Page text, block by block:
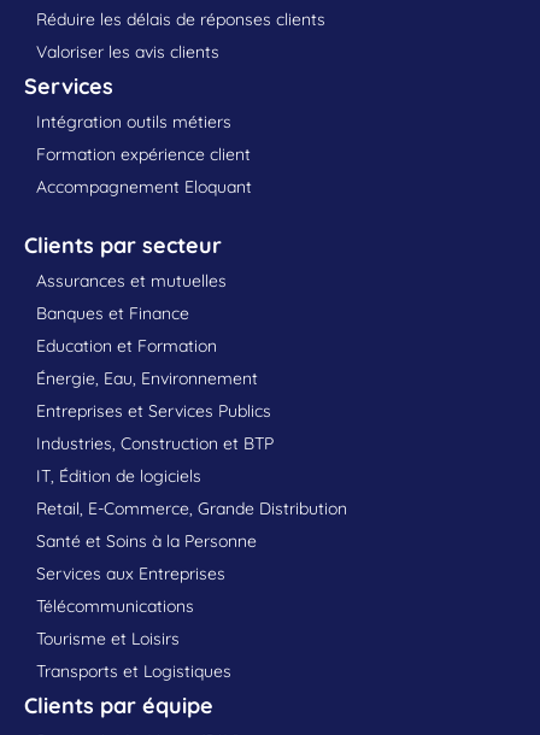
Réduire les délais de réponses clients
Valoriser les avis clients
Services
Intégration outils métiers
Formation expérience client
Accompagnement Eloquant
Clients par secteur
Assurances et mutuelles
Banques et Finance
Education et Formation
Énergie, Eau, Environnement
Entreprises et Services Publics
Industries, Construction et BTP
IT, Édition de logiciels
Retail, E-Commerce, Grande Distribution
Santé et Soins à la Personne
Services aux Entreprises
Télécommunications
Tourisme et Loisirs
Transports et Logistiques
Clients par équipe